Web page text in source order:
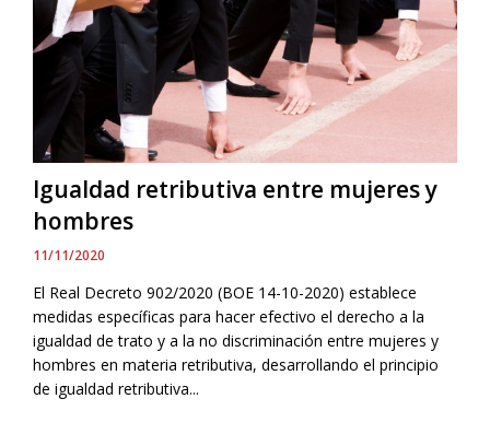
Igualdad retributiva entre mujeres y
hombres
11/11/2020
El Real Decreto 902/2020 (BOE 14-10-2020) establece
medidas específicas para hacer efectivo el derecho a la
igualdad de trato y a la no discriminación entre mujeres y
hombres en materia retributiva, desarrollando el principio
de igualdad retributiva...